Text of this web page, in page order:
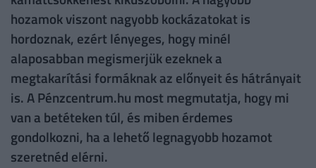
hozamok viszont nagyobb kockázatokat is
hordoznak, ezért lényeges, hogy minél
alaposabban megismerjük ezeknek a
megtakarítási formáknak az előnyeit és hátrányait
is. A Pénzcentrum.hu most megmutatja, hogy mi
van a betéteken túl, és miben érdemes
gondolkozni, ha a lehető legnagyobb hozamot
szeretnéd elérni.